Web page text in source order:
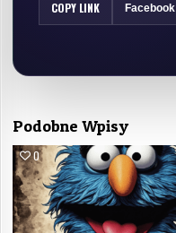
COPY LINK Facebook
Podobne Wpisy
0